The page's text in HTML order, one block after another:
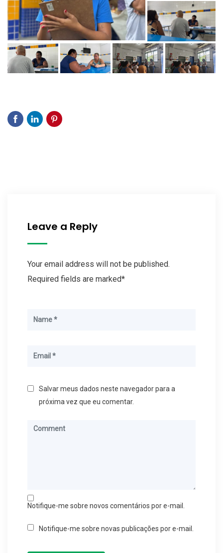
Leave a Reply
Your email address will not be published.
Required fields are marked*
Salvar meus dados neste navegador para a
próxima vez que eu comentar.
Notifique-me sobre novos comentários por e-mail.
Notifique-me sobre novas publicações por e-mail.